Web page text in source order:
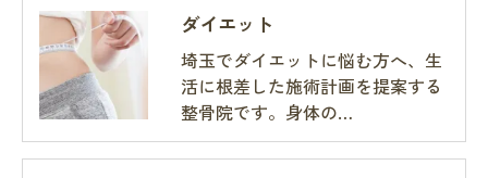
ダイエット
埼玉でダイエットに悩む方へ、生
活に根差した施術計画を提案する
整骨院です。身体の…